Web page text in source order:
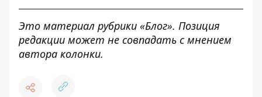
Это материал рубрики «Блог». Позиция
редакции может не совпадать с мнением
автора колонки.